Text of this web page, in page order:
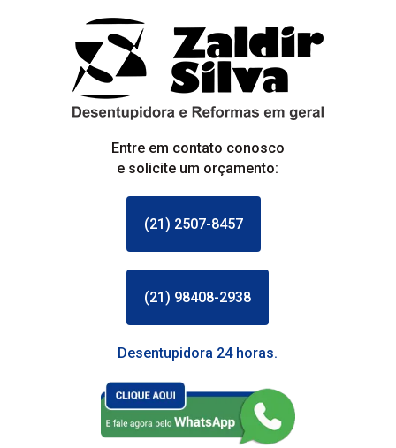
Entre em contato conosco
e solicite um orçamento:
(21) 2507-8457
(21) 98408-2938
Desentupidora 24 horas.